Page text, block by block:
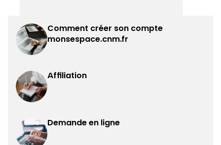
Comment créer son compte
monsespace.cnm.fr
Affiliation
Demande en ligne